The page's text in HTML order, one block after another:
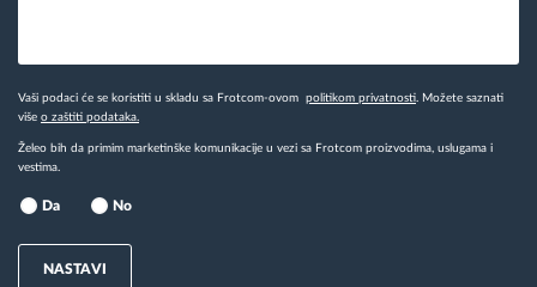
Vaši podaci će se koristiti u skladu sa Frotcom-ovom politikom privatnosti . Možete saznati
više o zaštiti podataka.
Želeo bih da primim marketinške komunikacije u vezi sa Frotcom proizvodima, uslugama i
vestima.
Da No
NASTAVI